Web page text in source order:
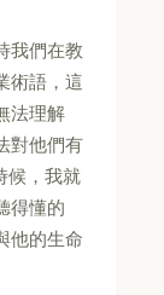
我們在教
術語，這
法理解
對他們有
候，我就
得懂的
他的生命